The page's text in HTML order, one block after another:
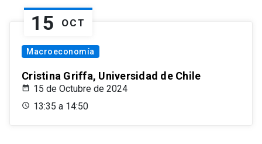
15 OCT
Macroeconomía
Cristina Griffa, Universidad de Chile
15 de Octubre de 2024
13:35 a 14:50